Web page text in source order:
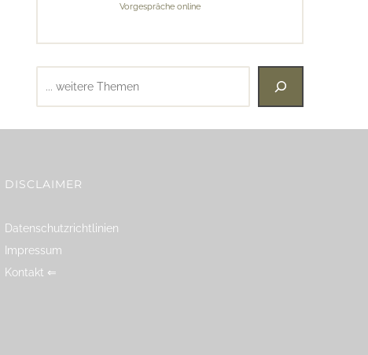
Vorgespräche online
DISCLAIMER
Datenschutzrichtlinien
Impressum
Kontakt ⇐